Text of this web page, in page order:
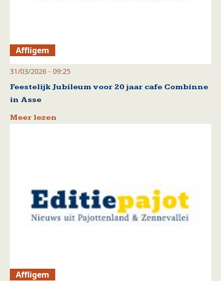
Affligem
31/03/2026 - 09:25
Feestelijk Jubileum voor 20 jaar cafe Combinne
in Asse
Meer lezen
Affligem